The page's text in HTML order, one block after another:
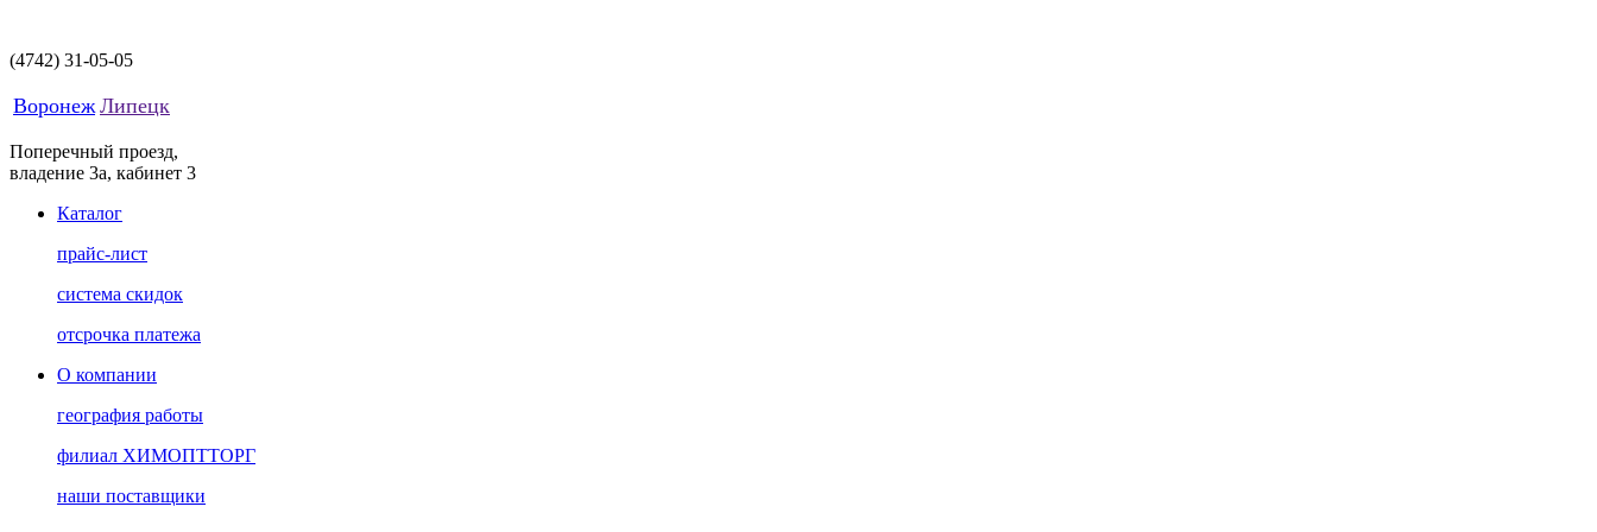
(4742) 31-05-05
Воронеж Липецк
Поперечный проезд,
владение 3а, кабинет 3
Каталог
прайс-лист
система скидок
отсрочка платежа
О компании
география работы
филиал ХИМОПТТОРГ
наши поставщики